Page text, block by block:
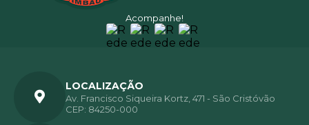
Acompanhe!
LOCALIZAÇÃO
Av. Francisco Siqueira Kortz, 471 - São Cristóvão
CEP: 84250-000